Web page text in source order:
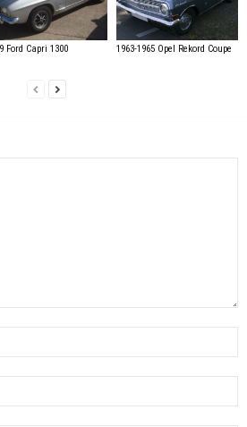
Ford Capri 1300 1963-1965 Opel Rekord Coupe